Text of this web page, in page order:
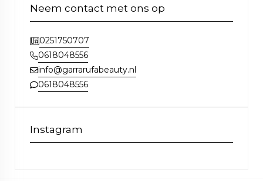
Neem contact met ons op
0251750707
0618048556
info@garrarufabeauty.nl
0618048556
Instagram